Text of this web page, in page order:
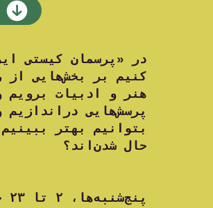
کنیم بر بخش‌هایی از
هنر و ادبیات برویم
پرسش‌هایی
بتوانیم بهتر
حال شدن‌اند؟
پنج‌شنبه‌ها، ۲ تا ۲۳ جولای